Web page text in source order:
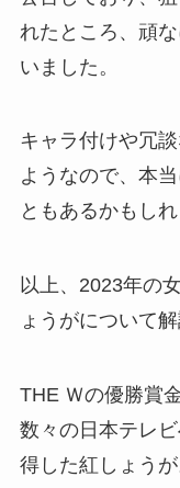
れたところ、頑
いました。
キャラ付けや冗
ようなので、本
ともあるかもしれ
以上、2023年の
ょうがについて解
THE Ｗの優勝賞
数々の日本テレ
得した紅しょうが